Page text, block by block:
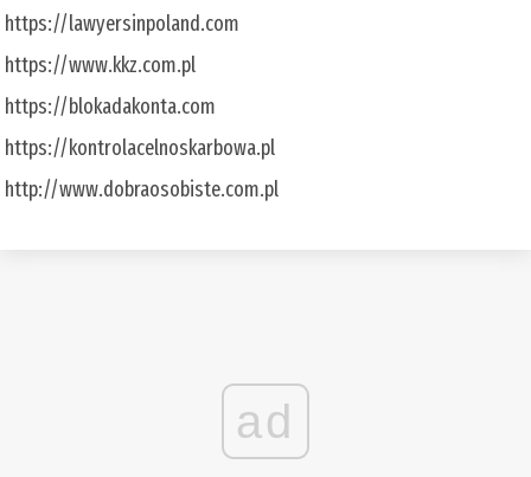
https://lawyersinpoland.com
https://www.kkz.com.pl
https://blokadakonta.com
https://kontrolacelnoskarbowa.pl
http://www.dobraosobiste.com.pl
ad